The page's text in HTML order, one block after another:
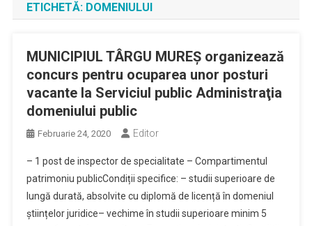
ETICHETĂ: DOMENIULUI
MUNICIPIUL TÂRGU MUREŞ organizează
concurs pentru ocuparea unor posturi
vacante la Serviciul public Administraţia
domeniului public
Februarie 24, 2020 Editor
– 1 post de inspector de specialitate – Compartimentul
patrimoniu publicCondiții specifice: – studii superioare de
lungă durată, absolvite cu diplomă de licență în domeniul
științelor juridice– vechime în studii superioare minim 5